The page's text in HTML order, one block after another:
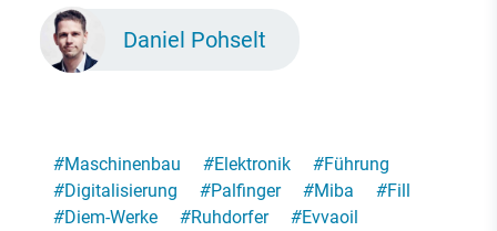
Daniel Pohselt
#Maschinenbau #Elektronik #Führung
#Digitalisierung #Palfinger #Miba #Fill
#Diem-Werke #Ruhdorfer #Evvaoil